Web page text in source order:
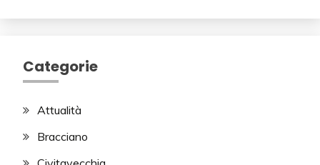
Categorie
Attualità
Bracciano